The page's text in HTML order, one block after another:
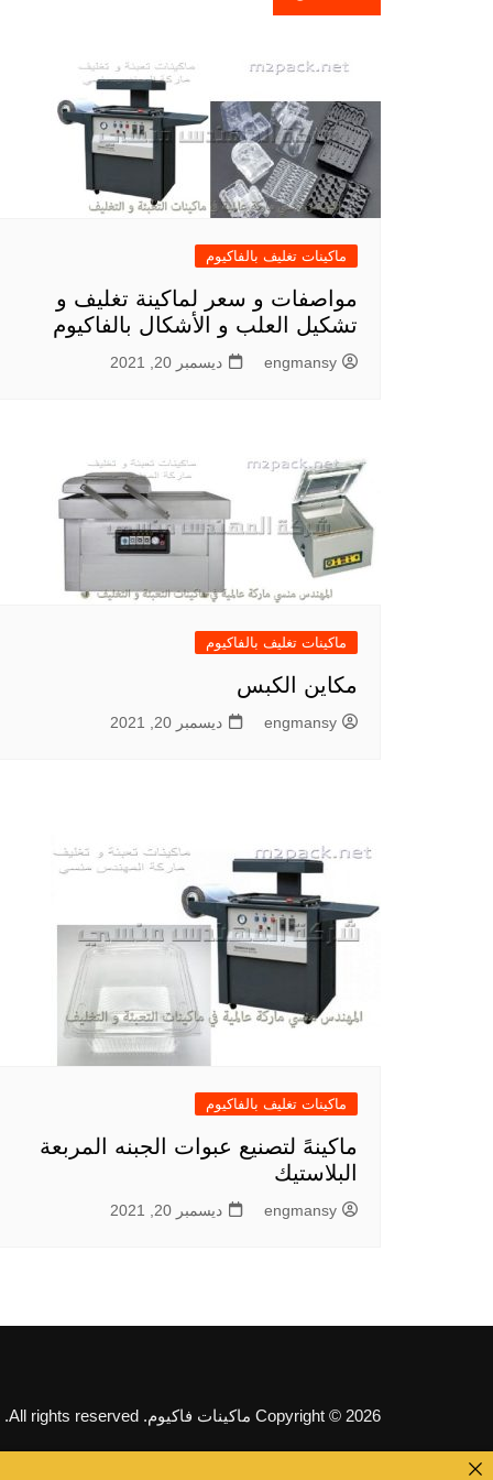
المقالات
ماكينات تغليف بالفاكيوم
مواصفات و سعر لماكينة تغليف و
تشكيل العلب و الأشكال بالفاكيوم
engmansy ديسمبر 20, 2021
ماكينات تغليف بالفاكيوم
مكاين الكبس
engmansy ديسمبر 20, 2021
ماكينات تغليف بالفاكيوم
ماكينهً لتصنيع عبوات الجبنه المربعة
البلاستيك
engmansy ديسمبر 20, 2021
Copyright © 2026 ماكينات فاكيوم. All rights reserved.